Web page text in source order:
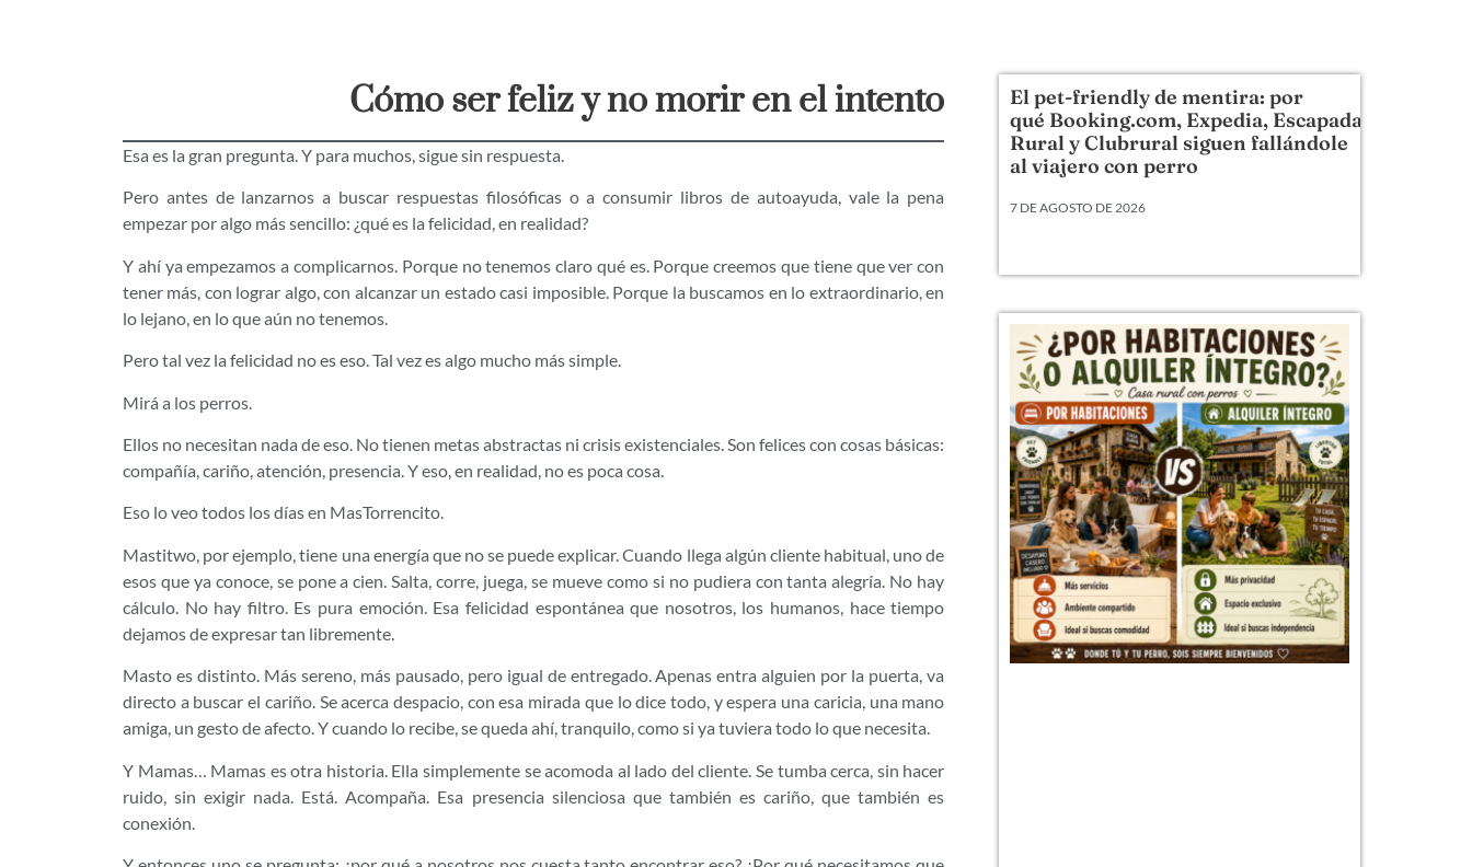
Cómo ser feliz y no morir en el intento
Esa es la gran pregunta. Y para muchos, sigue sin respuesta.
Pero antes de lanzarnos a buscar respuestas filosóficas o a consumir libros de autoayuda, vale la pena
empezar por algo más sencillo: ¿qué es la felicidad, en realidad?
Y ahí ya empezamos a complicarnos. Porque no tenemos claro qué es. Porque creemos que tiene que ver con
tener más, con lograr algo, con alcanzar un estado casi imposible. Porque la buscamos en lo extraordinario, en
lo lejano, en lo que aún no tenemos.
Pero tal vez la felicidad no es eso. Tal vez es algo mucho más simple.
Mirá a los perros.
Ellos no necesitan nada de eso. No tienen metas abstractas ni crisis existenciales. Son felices con cosas básicas:
compañía, cariño, atención, presencia. Y eso, en realidad, no es poca cosa.
Eso lo veo todos los días en MasTorrencito.
Mastitwo, por ejemplo, tiene una energía que no se puede explicar. Cuando llega algún cliente habitual, uno de
esos que ya conoce, se pone a cien. Salta, corre, juega, se mueve como si no pudiera con tanta alegría. No hay
cálculo. No hay filtro. Es pura emoción. Esa felicidad espontánea que nosotros, los humanos, hace tiempo
dejamos de expresar tan libremente.
Masto es distinto. Más sereno, más pausado, pero igual de entregado. Apenas entra alguien por la puerta, va
directo a buscar el cariño. Se acerca despacio, con esa mirada que lo dice todo, y espera una caricia, una mano
amiga, un gesto de afecto. Y cuando lo recibe, se queda ahí, tranquilo, como si ya tuviera todo lo que necesita.
Y Mamas… Mamas es otra historia. Ella simplemente se acomoda al lado del cliente. Se tumba cerca, sin hacer
ruido, sin exigir nada. Está. Acompaña. Esa presencia silenciosa que también es cariño, que también es
conexión.
El pet-friendly de mentira: por
qué Booking.com, Expedia, Escapada
Rural y Clubrural siguen fallándole
al viajero con perro
7 DE AGOSTO DE 2026